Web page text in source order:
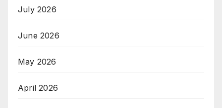
July 2026
June 2026
May 2026
April 2026